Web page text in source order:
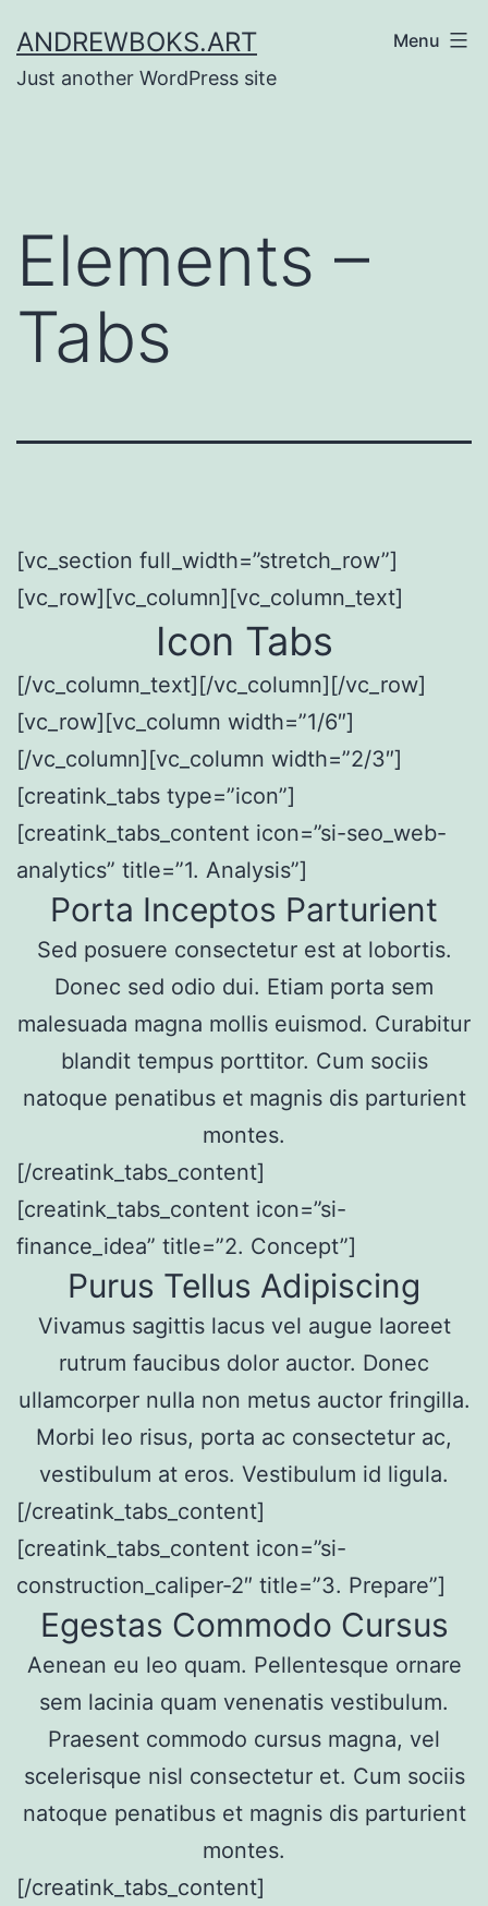
to
content
ANDREWBOKS.ART
Just another WordPress site
Menu
Elements –
Tabs
[vc_section full_width=”stretch_row”]
[vc_row][vc_column][vc_column_text]
Icon Tabs
[/vc_column_text][/vc_column][/vc_row]
[vc_row][vc_column width=”1/6″]
[/vc_column][vc_column width=”2/3″]
[creatink_tabs type=”icon”]
[creatink_tabs_content icon=”si-seo_web-
analytics” title=”1. Analysis”]
Porta Inceptos Parturient
Sed posuere consectetur est at lobortis.
Donec sed odio dui. Etiam porta sem
malesuada magna mollis euismod. Curabitur
blandit tempus porttitor. Cum sociis
natoque penatibus et magnis dis parturient
montes.
[/creatink_tabs_content]
[creatink_tabs_content icon=”si-
finance_idea” title=”2. Concept”]
Purus Tellus Adipiscing
Vivamus sagittis lacus vel augue laoreet
rutrum faucibus dolor auctor. Donec
ullamcorper nulla non metus auctor fringilla.
Morbi leo risus, porta ac consectetur ac,
vestibulum at eros. Vestibulum id ligula.
[/creatink_tabs_content]
[creatink_tabs_content icon=”si-
construction_caliper-2″ title=”3. Prepare”]
Egestas Commodo Cursus
Aenean eu leo quam. Pellentesque ornare
sem lacinia quam venenatis vestibulum.
Praesent commodo cursus magna, vel
scelerisque nisl consectetur et. Cum sociis
natoque penatibus et magnis dis parturient
montes.
[/creatink_tabs_content]